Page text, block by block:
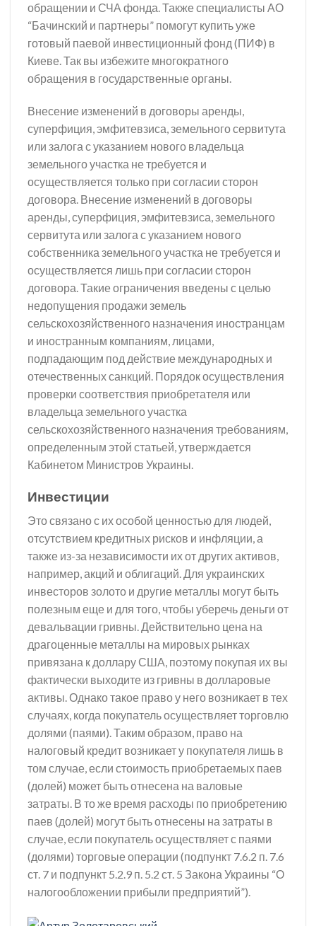
обращении и СЧА фонда. Также специалисты АО
“Бачинский и партнеры” помогут купить уже
готовый паевой инвестиционный фонд (ПИФ) в
Киеве. Так вы избежите многократного
обращения в государственные органы.
Внесение изменений в договоры аренды,
суперфиция, эмфитевзиса, земельного сервитута
или залога с указанием нового владельца
земельного участка не требуется и
осуществляется только при согласии сторон
договора. Внесение изменений в договоры
аренды, суперфиция, эмфитевзиса, земельного
сервитута или залога с указанием нового
собственника земельного участка не требуется и
осуществляется лишь при согласии сторон
договора. Такие ограничения введены с целью
недопущения продажи земель
сельскохозяйственного назначения иностранцам
и иностранным компаниям, лицами,
подпадающим под действие международных и
отечественных санкций. Порядок осуществления
проверки соответствия приобретателя или
владельца земельного участка
сельскохозяйственного назначения требованиям,
определенным этой статьей, утверждается
Кабинетом Министров Украины.
Инвестиции
Это связано с их особой ценностью для людей,
отсутствием кредитных рисков и инфляции, а
также из-за независимости их от других активов,
например, акций и облигаций. Для украинских
инвесторов золото и другие металлы могут быть
полезным еще и для того, чтобы уберечь деньги от
девальвации гривны. Действительно цена на
драгоценные металлы на мировых рынках
привязана к доллару США, поэтому покупая их вы
фактически выходите из гривны в долларовые
активы. Однако такое право у него возникает в тех
случаях, когда покупатель осуществляет торговлю
долями (паями). Таким образом, право на
налоговый кредит возникает у покупателя лишь в
том случае, если стоимость приобретаемых паев
(долей) может быть отнесена на валовые
затраты. В то же время расходы по приобретению
паев (долей) могут быть отнесены на затраты в
случае, если покупатель осуществляет с паями
(долями) торговые операции (подпункт 7.6.2 п. 7.6
ст. 7 и подпункт 5.2.9 п. 5.2 ст. 5 Закона Украины “О
налогообложении прибыли предприятий”).